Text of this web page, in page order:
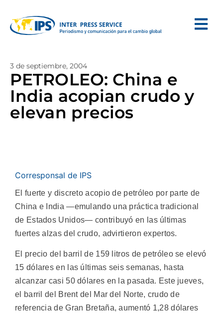
3 de septiembre, 2004
PETROLEO: China e
India acopian crudo y
elevan precios
Corresponsal de IPS
El fuerte y discreto acopio de petróleo por parte de
China e India —emulando una práctica tradicional
de Estados Unidos— contribuyó en las últimas
fuertes alzas del crudo, advirtieron expertos.
El precio del barril de 159 litros de petróleo se elevó
15 dólares en las últimas seis semanas, hasta
alcanzar casi 50 dólares en la pasada. Este jueves,
el barril del Brent del Mar del Norte, crudo de
referencia de Gran Bretaña, aumentó 1,28 dólares